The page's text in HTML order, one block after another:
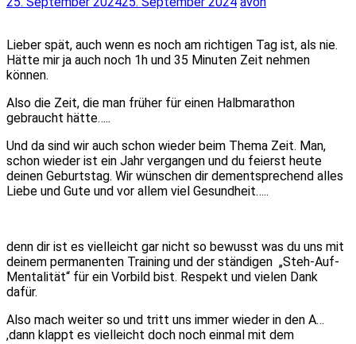
Lieber spät, auch wenn es noch am richtigen Tag ist, als nie.
Hätte mir ja auch noch 1h und 35 Minuten Zeit nehmen
können.
Also die Zeit, die man früher für einen Halbmarathon
gebraucht hätte…..
Und da sind wir auch schon wieder beim Thema Zeit. Man,
schon wieder ist ein Jahr vergangen und du feierst heute
deinen Geburtstag. Wir wünschen dir dementsprechend alles
Liebe und Gute und vor allem viel Gesundheit…..
denn dir ist es vielleicht gar nicht so bewusst was du uns mit
deinem permanenten Training und der ständigen „Steh-Auf-
Mentalität“ für ein Vorbild bist. Respekt und vielen Dank
dafür.
Also mach weiter so und tritt uns immer wieder in den A…
,dann klappt es vielleicht doch noch einmal mit dem